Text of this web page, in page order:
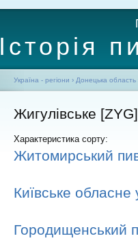
Історія
Україна - регіони › Донецька область
Жигулівське [ZYG]
Характеристика сорту:
Житомирський
Київське
Городищенський